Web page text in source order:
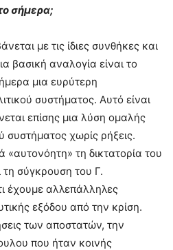
σήμερα;
με τις ίδιες συνθήκες και
βασική αναλογία είναι το
μια ευρύτερη
συστήματος. Αυτό είναι
επίσης μια λύση ομαλής
συστήματος χωρίς ρήξεις.
«αυτονόητη» τη δικτατορία του
τη σύγκρουση του Γ.
έχουμε αλλεπάλληλες
εξόδου από την κρίση.
των αποστατών, την
που ήταν κοινής